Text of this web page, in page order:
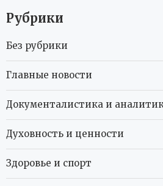
Рубрики
Без рубрики
Главные новости
Документалистика и
Духовность и ценности
Здоровье и спорт